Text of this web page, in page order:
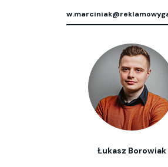
Łukasz Borowiak